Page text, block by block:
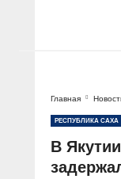
Главная
РЕСПУБЛИКА САХА
В